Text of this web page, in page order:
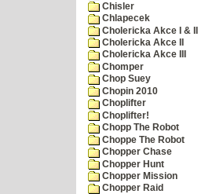
Chisler
Chlapecek
Cholericka Akce I & II
Cholericka Akce II
Cholericka Akce III
Chomper
Chop Suey
Chopin 2010
Choplifter
Choplifter!
Chopp The Robot
Choppe The Robot
Chopper Chase
Chopper Hunt
Chopper Mission
Chopper Raid